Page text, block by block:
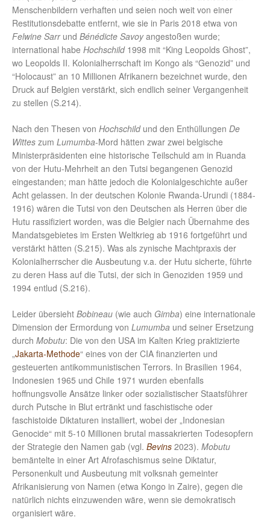
Menschenbildern verhaften und seien noch weit von einer
Restitutionsdebatte entfernt, wie sie in Paris 2018 etwa von
Felwine Sarr und Bénédicte Savoyangestoßen wurde;
international habe Hochschild 1998 mit “King Leopolds Ghost”,
wo Leopolds II. Kolonialherrschaft im Kongo als “Genozid” und
“Holocaust” an 10 Millionen Afrikanern bezeichnet wurde, den
Druck auf Belgien verstärkt, sich endlich seiner Vergangenheit
zu stellen (S.214).
Nach den Thesen von Hochschildund den Enthüllungen De
Wittes zum Lumumba-Mord hätten zwar zwei belgische
Ministerpräsidenten eine historische Teilschuld am in Ruanda
von der Hutu-Mehrheit an den Tutsi begangenen Genozid
eingestanden; man hätte jedoch die Kolonialgeschichte außer
Acht gelassen. In der deutschen Kolonie Rwanda-Urundi (1884-
1916) wären die Tutsi von den Deutschen als Herren über die
Hutu rassifiziert worden, was die Belgier nach Übernahme des
Mandatsgebietes im Ersten Weltkrieg ab 1916 fortgeführt und
verstärkt hätten (S.215). Was als zynische Machtpraxis der
Kolonialherrscher die Ausbeutung v.a. der Hutu sicherte, führte
zu deren Hass auf die Tutsi, der sich in Genoziden 1959 und
1994 entlud (S.216).
Leider übersieht Bobineau (wie auch Gimba) eine internationale
Dimension der Ermordung von Lumumba und seiner Ersetzung
durch Mobutu: Die von den USA im Kalten Krieg praktizierte
„Jakarta-Methode“ eines von der CIA finanzierten und
gesteuerten antikommunistischen Terrors. In Brasilien 1964,
Indonesien 1965 und Chile 1971 wurden ebenfalls
hoffnungsvolle Ansätze linker oder sozialistischer Staatsführer
durch Putsche in Blut ertränkt und faschistische oder
faschistoide Diktaturen installiert, wobei der „Indonesian
Genocide“ mit 5-10 Millionen brutal massakrierten Todesopfern
der Strategie den Namen gab (vgl. Bevins 2023). Mobutu
bemäntelte in einer Art Afrofaschismus seine Diktatur,
Personenkult und Ausbeutung mit volksnah gemeinter
Afrikanisierung von Namen (etwa Kongo in Zaire), gegen die
natürlich nichts einzuwenden wäre, wenn sie demokratisch
organisiert wäre.